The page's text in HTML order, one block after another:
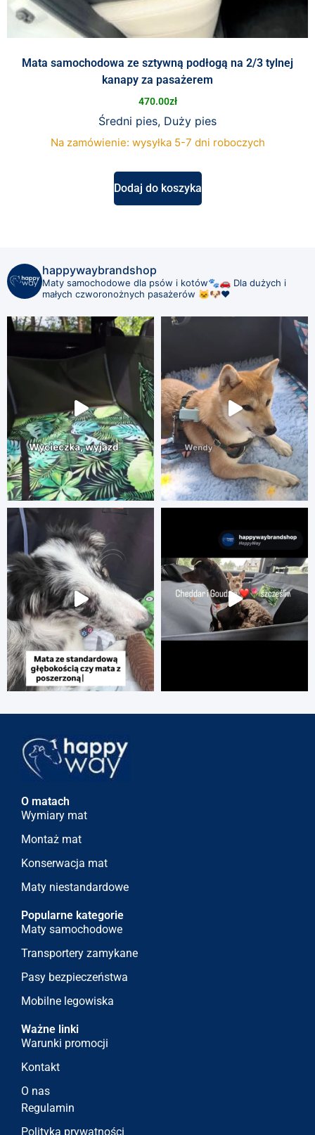
Mata samochodowa ze sztywną podłogą na 2/3 tylnej
kanapy za pasażerem
470.00zł
Średni pies, Duży pies
Na zamówienie: wysyłka 5-7 dni roboczych
Dodaj do koszyka
happywaybrandshop
Maty samochodowe dla psów i kotów🐾🚗 Dla dużych i
małych czworonożnych pasażerów 🐱🐶❤️
O matach
Wymiary mat
Montaż mat
Konserwacja mat
Maty niestandardowe
Popularne kategorie
Maty samochodowe
Transportery zamykane
Pasy bezpieczeństwa
Mobilne legowiska
Ważne linki
Warunki promocji
Kontakt
O nas
Regulamin
Polityka prywatności